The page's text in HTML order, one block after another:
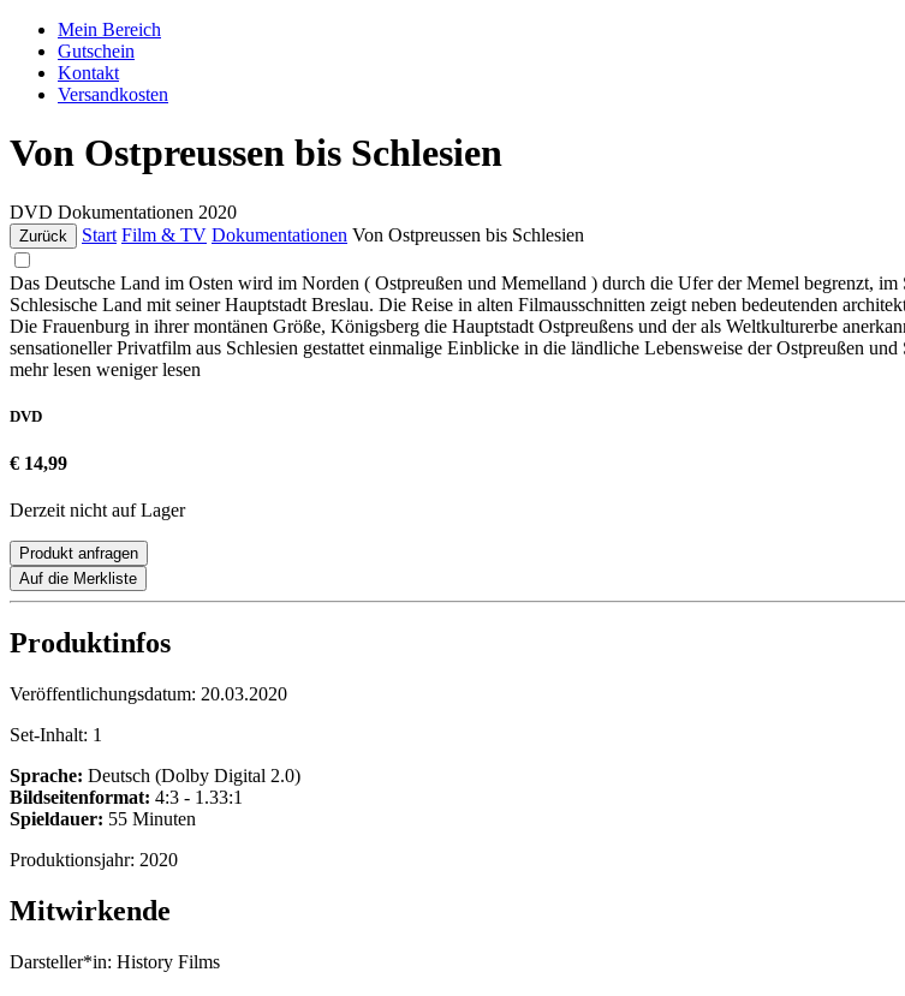
Mein Bereich
Gutschein
Kontakt
Versandkosten
Von Ostpreussen bis Schlesien
DVD Dokumentationen 2020
Zurück Start Film & TV Dokumentationen Von Ostpreussen bis Schlesien
Das Deutsche Land im Osten wird im Norden ( Ostpreußen und Memelland ) durch die Ufer der Memel begrenzt,
Schlesische Land mit seiner Hauptstadt Breslau. Die Reise in alten Filmausschnitten zeigt neben bedeutenden
Die Frauenburg in ihrer montänen Größe, Königsberg die Hauptstadt Ostpreußens und der als Weltkulturerbe
sensationeller Privatfilm aus Schlesien gestattet einmalige Einblicke in die ländliche Lebensweise der Ostpreußen
mehr lesen weniger lesen
DVD
€ 14,99
Derzeit nicht auf Lager
Produkt anfragen
Auf die Merkliste
Produktinfos
Veröffentlichungsdatum: 20.03.2020
Set-Inhalt: 1
Sprache: Deutsch (Dolby Digital 2.0)
Bildseitenformat: 4:3 - 1.33:1
Spieldauer: 55 Minuten
Produktionsjahr: 2020
Mitwirkende
Darsteller*in: History Films